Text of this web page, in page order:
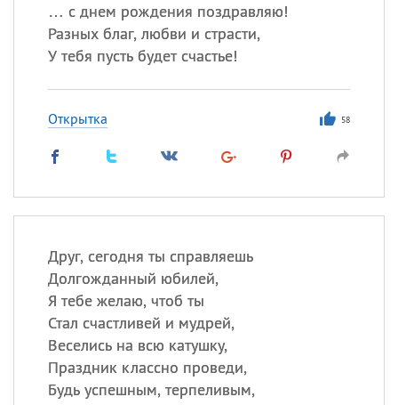
… с днем рождения поздравляю!
Разных благ, любви и страсти,
У тебя пусть будет счастье!
Открытка 58
Друг, сегодня ты справляешь
Долгожданный юбилей,
Я тебе желаю, чтоб ты
Стал счастливей и мудрей,
Веселись на всю катушку,
Праздник классно проведи,
Будь успешным, терпеливым,